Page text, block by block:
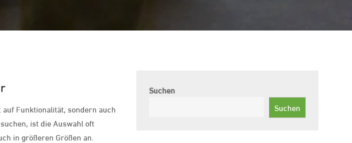
Funktionalität, sondern auch
ist die Auswahl oft
in größeren Größen an.
Suchen
Suchen